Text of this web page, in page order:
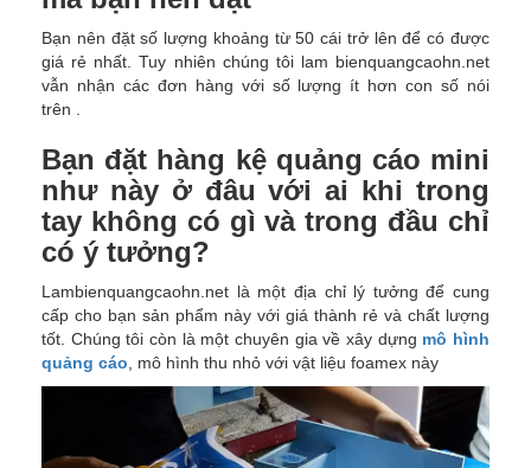
Bạn nên đặt số lượng khoảng từ 50 cái trở lên để có được
giá rẻ nhất. Tuy nhiên chúng tôi lam bienquangcaohn.net
vẫn nhận các đơn hàng với số lượng ít hơn con số nói
trên .
Bạn đặt hàng kệ quảng cáo mini
như này ở đâu với ai khi trong
tay không có gì và trong đầu chỉ
có ý tưởng?
Lambienquangcaohn.net là một địa chỉ lý tưởng để cung
cấp cho bạn sản phẩm này với giá thành rẻ và chất lượng
tốt. Chúng tôi còn là một chuyên gia về xây dựng mô hình
quảng cáo , mô hình thu nhỏ với vật liệu foamex này